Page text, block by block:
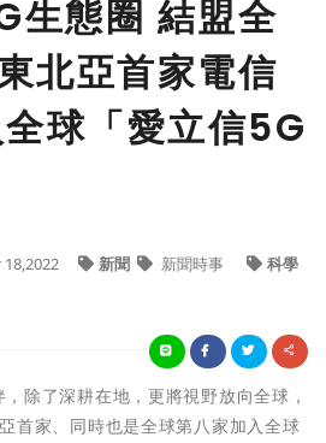
生態圈 結盟全
北亞首家電信
球「愛立信5G
新聞 新聞時事 科學
除了深耕在地，更將視野放向全球，
首家、同時也是全球第八家加入全球